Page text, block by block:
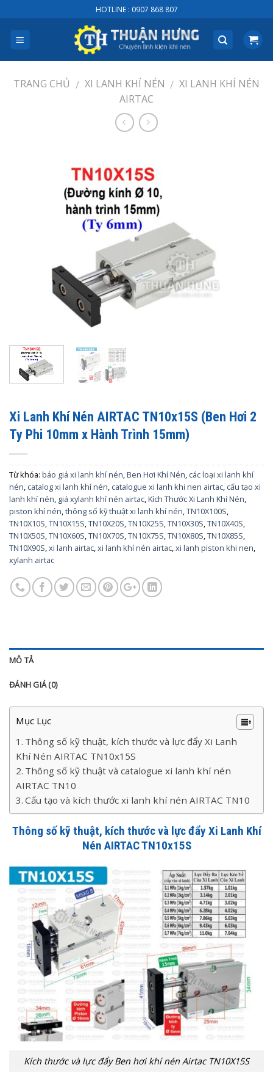
to
content
HOTLINE : 0907 868 807
TRANG CHỦ / XI LANH KHÍ NÉN / XI LANH KHÍ NÉN
AIRTAC
Xi Lanh Khí Nén AIRTAC TN10x15S (Ben Hơi 2
Ty Phi 10mm x Hành Trình 15mm)
Từ khóa: báo giá xi lanh khí nén,Ben Hơi Khí Nén, các loại xi lanh khí
nén, catalog xi lanh khí nén, catalogue xi lanh khi nen airtac, cấu tạo xi
lanh khí nén, giá xylanh khí nén airtac,Kích Thước Xi Lanh Khí Nén,
piston khí nén,thông số kỹ thuật xi lanh khí nén,TN10X100S,
TN10X10S,TN10X15S,TN10X20S,TN10X25S,TN10X30S,TN10X40S,
TN10X50S,TN10X60S,TN10X70S,TN10X75S,TN10X80S,TN10X85S,
TN10X90S,xi lanh airtac,xi lanh khí nén airtac,xi lanh piston khi nen,
xylanh airtac
MÔ TẢ
ĐÁNH GIÁ (0)
Mục Lục
Thông số kỹ thuật, kích thước và lực đẩy Xi Lanh
Khí Nén AIRTAC TN10x15S
Thông số kỹ thuật và catalogue xi lanh khí nén
AIRTAC TN10
Cấu tạo và kích thước xi lanh khí nén AIRTAC TN10
Thông số kỹ thuật, kích thước và lực đẩy Xi Lanh Khí
Nén AIRTAC TN10x15S
Kích thước và lực đẩy Ben hơi khí nén Airtac TN10X15S